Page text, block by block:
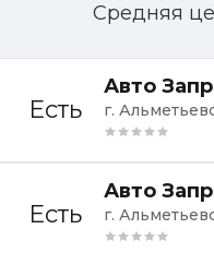
Средняя
Есть
Есть г.